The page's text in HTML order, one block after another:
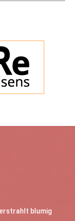
erstrahlt blumig